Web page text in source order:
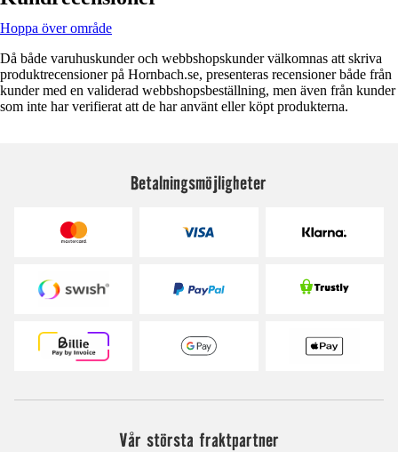
Hoppa över område
Då både varuhuskunder och webbshopskunder välkomnas att skriva
produktrecensioner på Hornbach.se, presenteras recensioner både från
kunder med en validerad webbshopsbeställning, men även från kunder
som inte har verifierat att de har använt eller köpt produkterna.
Betalningsmöjligheter
Vår största fraktpartner